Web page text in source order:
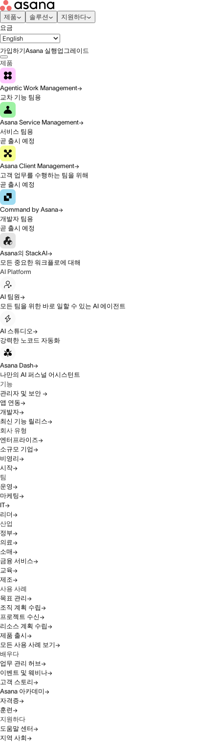
제품 솔루션
지원하다
요금
가입하기Asana 실행업그레이드
제품
Agentic Work Management
교차 기능 팀용
Asana Service Management
서비스 팀용
곧 출시 예정
Asana Client Management
고객 업무를 수행하는 팀을 위해
곧 출시 예정
Command by Asana
개발자 팀용
곧 출시 예정
Asana의 StackAI
모든 중요한 워크플로에 대해
AI Platform
AI 팀원
모든 팀을 위한 바로 일할 수 있는 AI 에이전트
AI 스튜디오
강력한 노코드 자동화
Asana Dash
나만의 AI 퍼스널 어시스턴트
기능
관리자 및 보안
앱 연동
개발자
최신 기능 릴리스
회사 유형
엔터프라이즈
소규모 기업
비영리
시작
팀
운영
마케팅
IT
리더
산업
정부
의료
소매
금융 서비스
교육
제조
사용 사례
목표 관리
조직 계획 수립
프로젝트 수신
리소스 계획 수립
제품 출시
모든 사용 사례 보기
배우다
업무 관리 허브
이벤트 및 웨비나
고객 스토리
Asana 아카데미
자격증
훈련
지원하다
도움말 센터
지역 사회